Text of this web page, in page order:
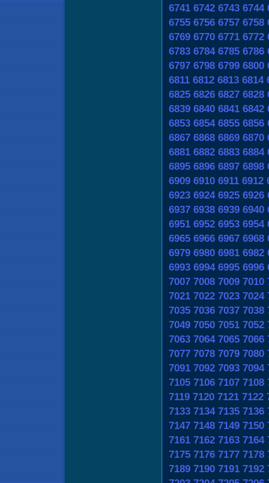
6741 6742 6743 6744
6755 6756 6757 6758
6769 6770 6771 6772
6783 6784 6785 6786
6797 6798 6799 6800
6811 6812 6813 6814
6825 6826 6827 6828
6839 6840 6841 6842
6853 6854 6855 6856
6867 6868 6869 6870
6881 6882 6883 6884
6895 6896 6897 6898
6909 6910 6911 6912
6923 6924 6925 6926
6937 6938 6939 6940
6951 6952 6953 6954
6965 6966 6967 6968
6979 6980 6981 6982
6993 6994 6995 6996
7007 7008 7009 7010
7021 7022 7023 7024
7035 7036 7037 7038
7049 7050 7051 7052
7063 7064 7065 7066
7077 7078 7079 7080
7091 7092 7093 7094
7105 7106 7107 7108
7119 7120 7121 7122
7133 7134 7135 7136
7147 7148 7149 7150
7161 7162 7163 7164
7175 7176 7177 7178
7189 7190 7191 7192